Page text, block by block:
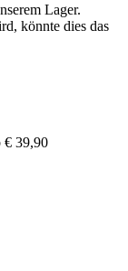
Lager.
könnte dies das
€ 39,90